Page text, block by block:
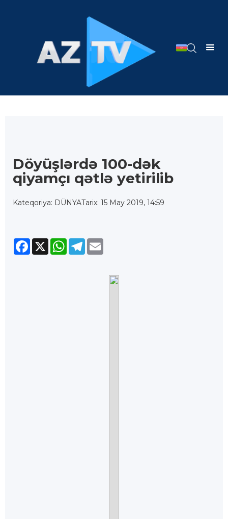
Döyüşlərdə 100-dək
qiyamçı qətlə yetirilib
Kateqoriya: DÜNYATarix: 15 May 2019, 14:59
Facebook
X WhatsApp
Telegram